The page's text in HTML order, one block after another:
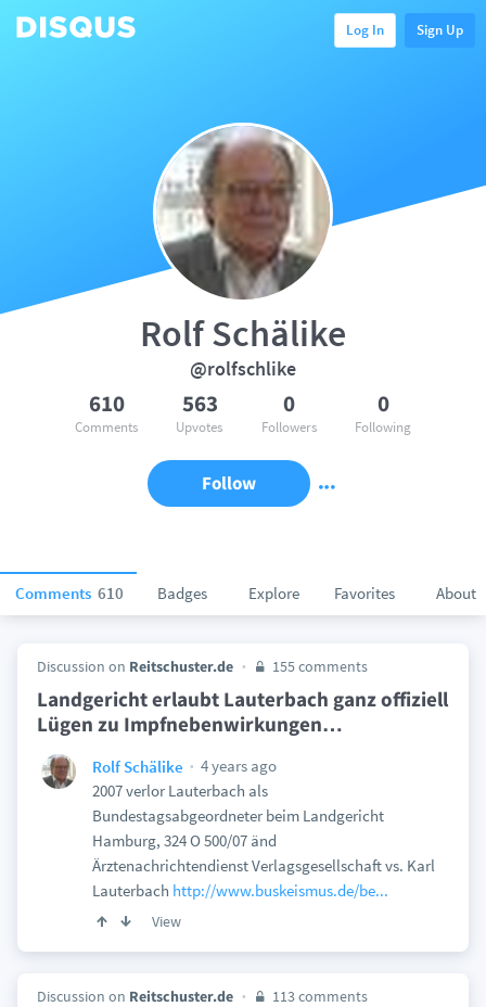
Log In Sign Up
Comments 610 Badges Explore Favorites About
Rolf Schälike
@rolfschlike
610
Comments
563
Upvotes
0
Followers
0
Following
Follow
Discussion on Reitschuster.de 155 comments
Landgericht erlaubt Lauterbach ganz offiziell
Lügen zu Impfnebenwirkungen…
Rolf Schälike
4 years ago
2007 verlor Lauterbach als
Bundestagsabgeordneter beim Landgericht
Hamburg, 324 O 500/07 änd
Ärztenachrichtendienst Verlagsgesellschaft vs. Karl
Lauterbach http://www.buskeismus.de/be...
View
Discussion on Reitschuster.de 113 comments